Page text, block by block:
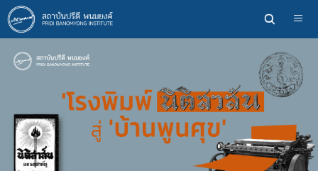
ข้าม
ไป
ยัง
เนื้อหา